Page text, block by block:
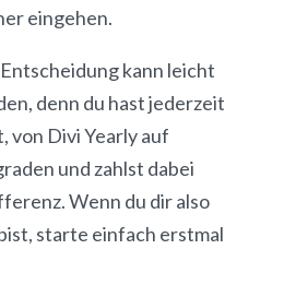
eingehen.
kann leicht
denn du hast jederzeit
von Divi Yearly auf
und zahlst dabei
Wenn du dir also
starte einfach erstmal